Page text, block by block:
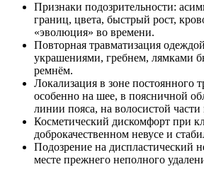
Признаки подозрительности:
границ, цвета, быстрый рост,
«эволюция» во времени.
Повторная травматизация
украшениями, гребнем, лямками
ремнём.
Локализация в зоне постоянного
особенно на шее, в поясничной
линии пояса, на волосистой части
Косметический дискомфорт при
доброкачественном невусе и
Подозрение на диспластический
месте прежнего неполного